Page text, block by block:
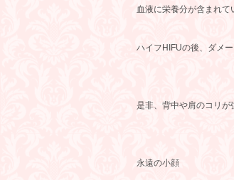
血液に栄養分が含まれ
ハイフHIFUの後、ダメ
是非、背中や肩のコリが
永遠の小顔